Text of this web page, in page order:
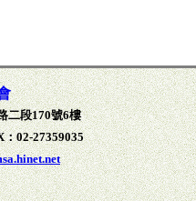
二段170號6樓
02-27359035